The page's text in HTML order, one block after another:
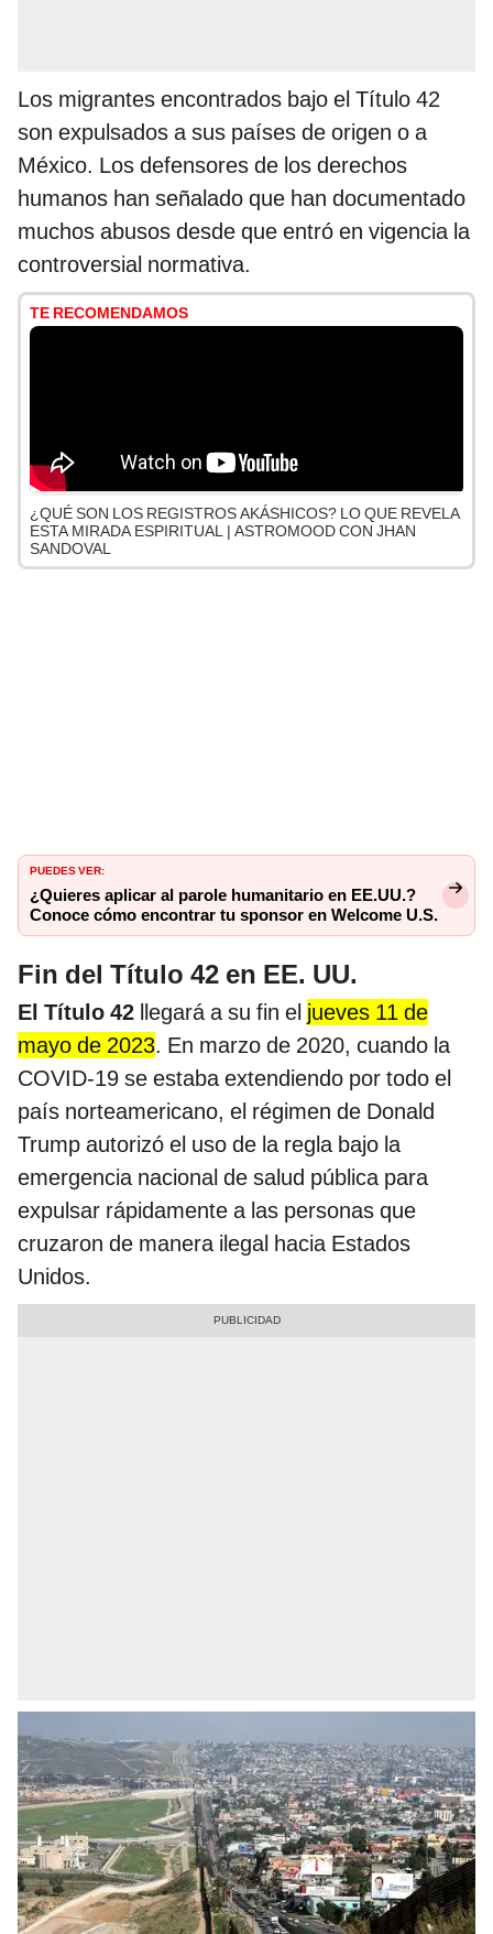
Los migrantes encontrados bajo el Título 42
son expulsados ​​a sus países de origen o a
México. Los defensores de los derechos
humanos han señalado que han documentado
muchos abusos desde que entró en vigencia la
controversial normativa.
TE RECOMENDAMOS
¿QUÉ SON LOS REGISTROS AKÁSHICOS? LO QUE REVELA
ESTA MIRADA ESPIRITUAL | ASTROMOOD CON JHAN
SANDOVAL
PUEDES VER:
¿Quieres aplicar al parole humanitario en EE.UU.?
Conoce cómo encontrar tu sponsor en Welcome U.S.
Fin del Título 42 en EE. UU.
El Título 42 llegará a su fin el jueves 11 de
mayo de 2023. En marzo de 2020, cuando la
COVID-19 se estaba extendiendo por todo el
país norteamericano, el régimen de Donald
Trump autorizó el uso de la regla bajo la
emergencia nacional de salud pública para
expulsar rápidamente a las personas que
cruzaron de manera ilegal hacia Estados
Unidos.